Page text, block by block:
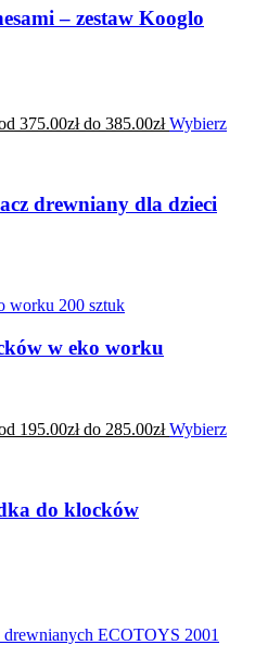
– zestaw Kooglo
375.00zł do 385.00zł Wybierz
drewniany dla dzieci
w eko worku
195.00zł do 285.00zł Wybierz
do klocków